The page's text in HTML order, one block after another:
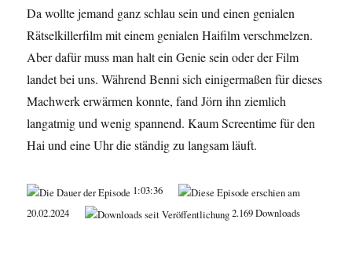
Da wollte jemand ganz schlau sein und einen genialen
Rätselkillerfilm mit einem genialen Haifilm verschmelzen.
Aber dafür muss man halt ein Genie sein oder der Film
landet bei uns. Während Benni sich einigermaßen für dieses
Machwerk erwärmen konnte, fand Jörn ihn ziemlich
langatmig und wenig spannend. Kaum Screentime für den
Hai und eine Uhr die ständig zu langsam läuft.
1:03:36
20.02.2024
2.169 Downloads